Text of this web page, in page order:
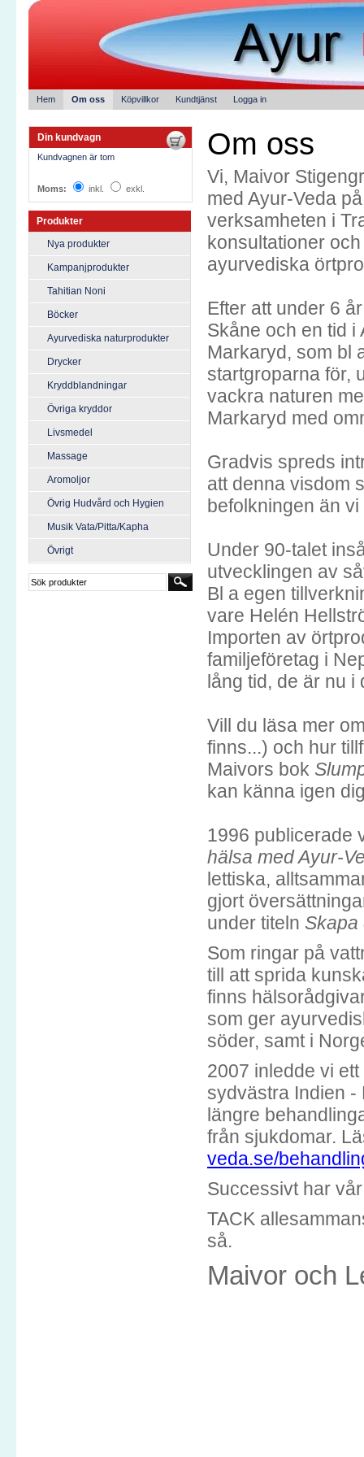
Hem Om oss Köpvillkor Kundtjänst Logga in
Din kundvagn
Kundvagnen är tom
Moms: inkl. exkl.
Produkter
Nya produkter
Kampanjprodukter
Tahitian Noni
Böcker
Ayurvediska naturprodukter
Drycker
Kryddblandningar
Övriga kryddor
Livsmedel
Massage
Aromoljor
Övrig Hudvård och Hygien
Musik Vata/Pitta/Kapha
Övrigt
Om oss
Vi, Maivor
med Ayur-Veda
verksamheten i
konsultationer
ayurvediska
Efter att under 6
Skåne och en tid i
Markaryd, som bl
startgroparna för,
vackra naturen
Markaryd med
Gradvis spreds
att denna visdom
befolkningen än
Under 90-talet
utvecklingen av
Bl a egen
vare Helén
Importen av
familjeföretag i
lång tid, de är nu i
Vill du läsa mer
finns...) och hur
Maivors bok
kan känna igen
1996 publicerade
hälsa med Ayur-
lettiska,
gjort
under titeln Skapa
Som ringar på
till att sprida
finns
som ger
söder, samt i
2007 inledde vi
sydvästra Indien -
längre
från sjukdomar.
veda.se/
Successivt har
TACK
så.
Maivor och